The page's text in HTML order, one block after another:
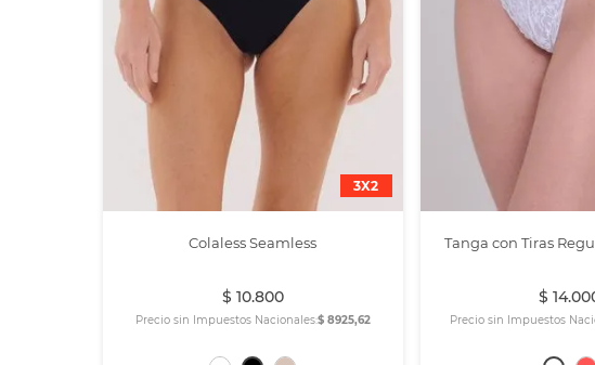
3X2
Colaless Seamless
$ 10.800
Precio sin Impuestos Nacionales:$ 8925,62
Tanga con Tiras
$ 14.
Precio sin Impuestos